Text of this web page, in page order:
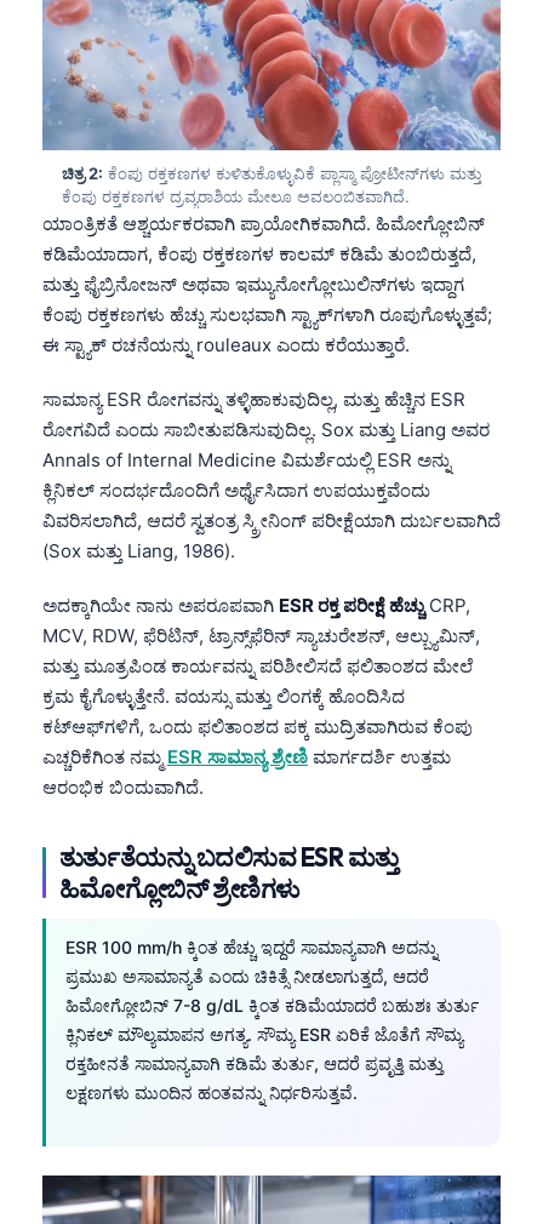
ಚಿತ್ರ 2: ಕೆಂಪು ರಕ್ತಕಣಗಳ ಕುಳಿತುಕೊಳ್ಳುವಿಕೆ ಪ್ಲಾಸ್ಮಾ ಪ್ರೋಟೀನ್‌ಗಳು ಮತ್ತು
ಕೆಂಪು ರಕ್ತಕಣಗಳ ದ್ರವ್ಯರಾಶಿಯ ಮೇಲೂ ಅವಲಂಬಿತವಾಗಿದೆ.
ಯಾಂತ್ರಿಕತೆ ಆಶ್ಚರ್ಯಕರವಾಗಿ ಪ್ರಾಯೋಗಿಕವಾಗಿದೆ. ಹಿಮೋಗ್ಲೋಬಿನ್
ಕಡಿಮೆಯಾದಾಗ, ಕೆಂಪು ರಕ್ತಕಣಗಳ ಕಾಲಮ್ ಕಡಿಮೆ ತುಂಬಿರುತ್ತದೆ,
ಮತ್ತು ಫೈಬ್ರಿನೋಜನ್ ಅಥವಾ ಇಮ್ಯುನೋಗ್ಲೋಬುಲಿನ್‌ಗಳು ಇದ್ದಾಗ
ಕೆಂಪು ರಕ್ತಕಣಗಳು ಹೆಚ್ಚು ಸುಲಭವಾಗಿ ಸ್ಟ್ಯಾಕ್‌ಗಳಾಗಿ ರೂಪುಗೊಳ್ಳುತ್ತವೆ;
ಈ ಸ್ಟ್ಯಾಕ್ ರಚನೆಯನ್ನು rouleaux ಎಂದು ಕರೆಯುತ್ತಾರೆ.
ಸಾಮಾನ್ಯ ESR ರೋಗವನ್ನು ತಳ್ಳಿಹಾಕುವುದಿಲ್ಲ, ಮತ್ತು ಹೆಚ್ಚಿನ ESR
ರೋಗವಿದೆ ಎಂದು ಸಾಬೀತುಪಡಿಸುವುದಿಲ್ಲ. Sox ಮತ್ತು Liang ಅವರ
Annals of Internal Medicine ವಿಮರ್ಶೆಯಲ್ಲಿ ESR ಅನ್ನು
ಕ್ಲಿನಿಕಲ್ ಸಂದರ್ಭದೊಂದಿಗೆ ಅರ್ಥೈಸಿದಾಗ ಉಪಯುಕ್ತವೆಂದು
ವಿವರಿಸಲಾಗಿದೆ, ಆದರೆ ಸ್ವತಂತ್ರ ಸ್ಕ್ರೀನಿಂಗ್ ಪರೀಕ್ಷೆಯಾಗಿ ದುರ್ಬಲವಾಗಿದೆ
(Sox ಮತ್ತು Liang, 1986).
ಅದಕ್ಕಾಗಿಯೇ ನಾನು ಅಪರೂಪವಾಗಿ ESR ರಕ್ತ ಪರೀಕ್ಷೆ ಹೆಚ್ಚುCRP,
MCV, RDW, ಫೆರಿಟಿನ್, ಟ್ರಾನ್ಸ್‌ಫೆರಿನ್ ಸ್ಯಾಚುರೇಶನ್, ಆಲ್ಬ್ಯುಮಿನ್,
ಮತ್ತು ಮೂತ್ರಪಿಂಡ ಕಾರ್ಯವನ್ನು ಪರಿಶೀಲಿಸದೆ ಫಲಿತಾಂಶದ ಮೇಲೆ
ಕ್ರಮ ಕೈಗೊಳ್ಳುತ್ತೇನೆ. ವಯಸ್ಸು ಮತ್ತು ಲಿಂಗಕ್ಕೆ ಹೊಂದಿಸಿದ
ಕಟ್‌ಆಫ್‌ಗಳಿಗೆ, ಒಂದು ಫಲಿತಾಂಶದ ಪಕ್ಕ ಮುದ್ರಿತವಾಗಿರುವ ಕೆಂಪು
ಎಚ್ಚರಿಕೆಗಿಂತ ನಮ್ಮ ESR ಸಾಮಾನ್ಯ ಶ್ರೇಣಿ ಮಾರ್ಗದರ್ಶಿ ಉತ್ತಮ
ಆರಂಭಿಕ ಬಿಂದುವಾಗಿದೆ.
ತುರ್ತುತೆಯನ್ನು ಬದಲಿಸುವ ESR ಮತ್ತು
ಹಿಮೋಗ್ಲೋಬಿನ್ ಶ್ರೇಣಿಗಳು
ESR 100 mm/h ಕ್ಕಿಂತ ಹೆಚ್ಚು ಇದ್ದರೆ ಸಾಮಾನ್ಯವಾಗಿ ಅದನ್ನು
ಪ್ರಮುಖ ಅಸಾಮಾನ್ಯತೆ ಎಂದು ಚಿಕಿತ್ಸೆ ನೀಡಲಾಗುತ್ತದೆ, ಆದರೆ
ಹಿಮೋಗ್ಲೋಬಿನ್ 7-8 g/dL ಕ್ಕಿಂತ ಕಡಿಮೆಯಾದರೆ ಬಹುಶಃ ತುರ್ತು
ಕ್ಲಿನಿಕಲ್ ಮೌಲ್ಯಮಾಪನ ಅಗತ್ಯ. ಸೌಮ್ಯ ESR ಏರಿಕೆ ಜೊತೆಗೆ ಸೌಮ್ಯ
ರಕ್ತಹೀನತೆ ಸಾಮಾನ್ಯವಾಗಿ ಕಡಿಮೆ ತುರ್ತು, ಆದರೆ ಪ್ರವೃತ್ತಿ ಮತ್ತು
ಲಕ್ಷಣಗಳು ಮುಂದಿನ ಹಂತವನ್ನು ನಿರ್ಧರಿಸುತ್ತವೆ.